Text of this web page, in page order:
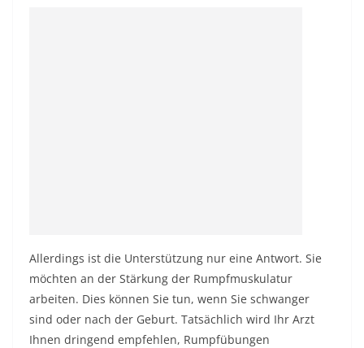
Allerdings ist die Unterstützung nur eine Antwort. Sie
möchten an der Stärkung der Rumpfmuskulatur
arbeiten. Dies können Sie tun, wenn Sie schwanger
sind oder nach der Geburt. Tatsächlich wird Ihr Arzt
Ihnen dringend empfehlen, Rumpfübungen